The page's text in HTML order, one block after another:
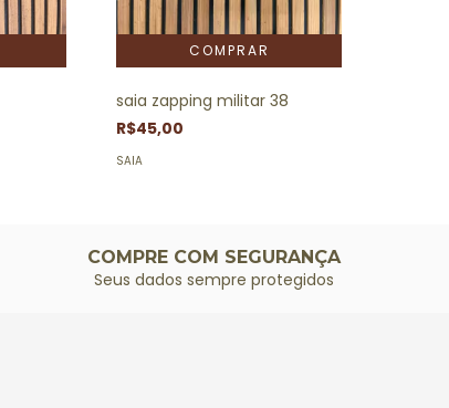
saia zapping militar 38
R$45,00
SAIA
COMPRE COM SEGURANÇA
Seus dados sempre protegidos